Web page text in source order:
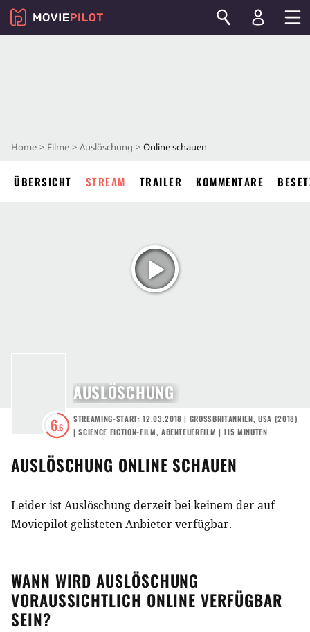
Home Filme Auslöschung Online schauen
ÜBERSICHT STREAM TRAILER KOMMENTARE
6.6
AUSLÖSCHUNG
STREAMING-START: 12.03.2018 | GROSSBRITANNIEN ,USA (2018)
|SCIENCE FICTION-FILM, ABENTEUERFILM | 115 MINUTEN
AUSLÖSCHUNG ONLINE SCHAUEN
Leider ist Auslöschung derzeit bei keinem der auf
Moviepilot gelisteten Anbieter verfügbar.
WANN WIRDAUSLÖSCHUNG
VORAUSSICHTLICH ONLINE VERFÜGBAR
SEIN?